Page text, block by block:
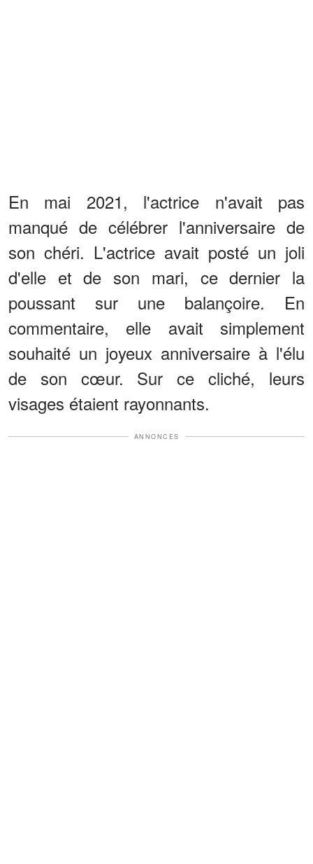
En mai 2021, l'actrice n'avait pas
manqué de célébrer l'anniversaire de
son chéri. L'actrice avait posté un joli
d'elle et de son mari, ce dernier la
poussant sur une balançoire. En
commentaire, elle avait simplement
souhaité un joyeux anniversaire à l'élu
de son cœur. Sur ce cliché, leurs
visages étaient rayonnants.
ANNONCES